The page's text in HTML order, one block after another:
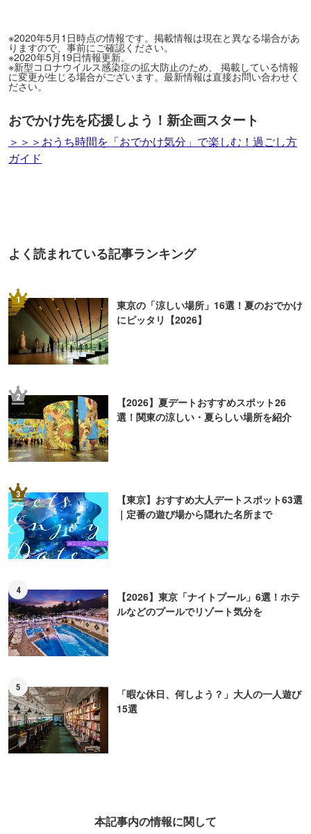
※2020年5月1日時点の情報です。掲載情報は現在と異なる場合があ
りますので、事前にご確認ください。
※2020年5月19日情報更新。
※新型コロナウイルス感染症の拡大防止のため、 掲載している情報
に変更が生じる場合がございます。最新情報は直接お問い合わせく
ださい。
おでかけ先を応援しよう！新企画スタート
＞＞＞おうち時間を「おでかけ気分」で楽しむ！過ごし方
ガイド
よく読まれている記事ランキング
1
東京の「涼しい場所」16選！夏のおでかけ
にピッタリ【2026】
2
【2026】夏デートおすすめスポット26
選！関東の涼しい・夏らしい場所を紹介
3
【東京】おすすめ大人デートスポット63選
｜定番の遊び場から隠れた名所まで
4
【2026】東京「ナイトプール」6選！ホテ
ルなどのプールでリゾート気分を
5
「暇な休日、何しよう？」大人の一人遊び
15選
本記事内の情報に関して